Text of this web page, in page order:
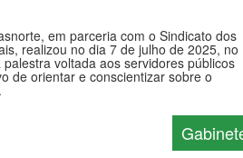
em parceria com o Sindicato dos
realizou no dia 7 de julho de 2025, no
voltada aos servidores públicos
de orientar e conscientizar sobre o